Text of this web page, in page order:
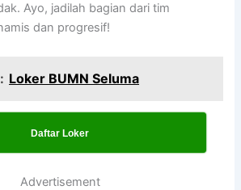
Ayo, jadilah bagian dari tim
dan progresif!
Loker BUMN Seluma
Daftar Loker
Advertisement